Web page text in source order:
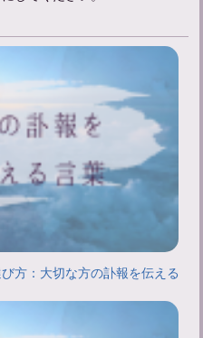
方：大切な方の訃報を伝える